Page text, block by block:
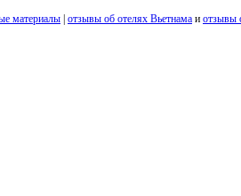
материалы отзывы об отелях Вьетнама и отзывы